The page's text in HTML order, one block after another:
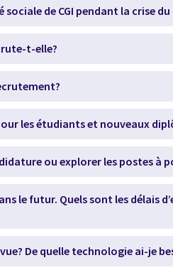
de CGI pendant la crise du
t-elle?
les étudiants et nouveaux
ou explorer les postes à
le futur. Quels sont les délais
De quelle technologie ai-je